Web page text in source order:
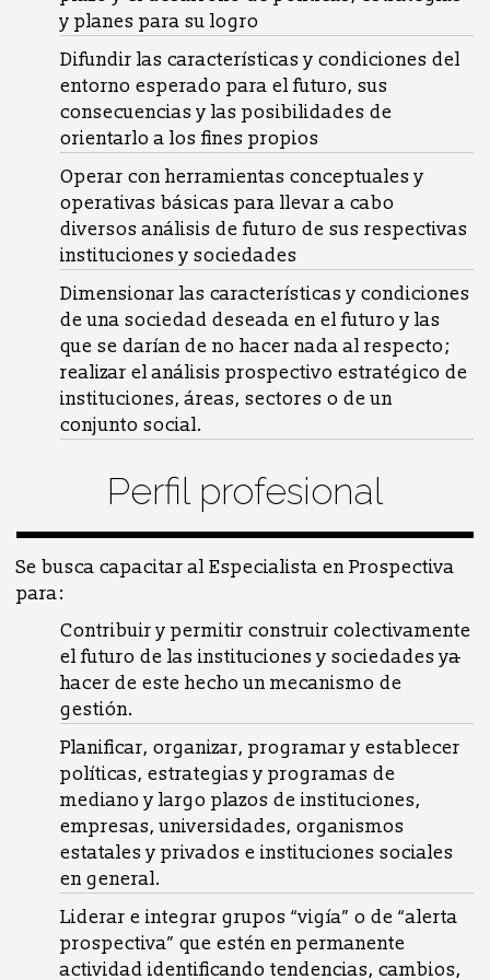
y planes para su logro
Difundir las características y condiciones del
entorno esperado para el futuro, sus
consecuencias y las posibilidades de
orientarlo a los fines propios
Operar con herramientas conceptuales y
operativas básicas para llevar a cabo
diversos análisis de futuro de sus respectivas
instituciones y sociedades
Dimensionar las características y condiciones
de una sociedad deseada en el futuro y las
que se darían de no hacer nada al respecto;
realizar el análisis prospectivo estratégico de
instituciones, áreas, sectores o de un
conjunto social.
Perfil profesional
Se busca capacitar al Especialista en Prospectiva
para:
Contribuir y permitir construir colectivamente
el futuro de las instituciones y sociedades ya
hacer de este hecho un mecanismo de
gestión.
Planificar, organizar, programar y establecer
políticas, estrategias y programas de
mediano y largo plazos de instituciones,
empresas, universidades, organismos
estatales y privados e instituciones sociales
en general.
Liderar e integrar grupos “vigía” o de “alerta
prospectiva” que estén en permanente
actividad identificando tendencias, cambios,